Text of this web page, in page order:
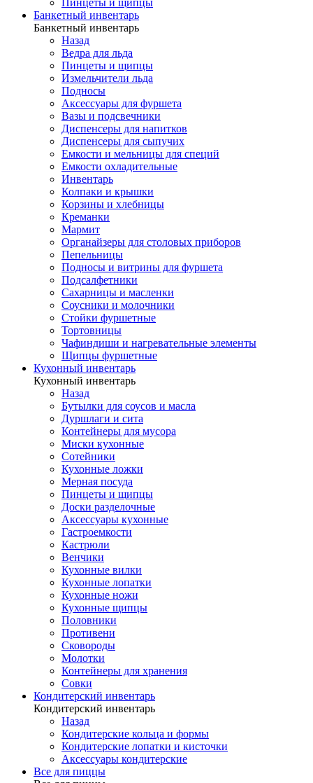
Банкетный инвентарь
Банкетный инвентарь
Назад
Ведра для льда
Пинцеты и щипцы
Измельчители льда
Подносы
Аксессуары для фуршета
Вазы и подсвечники
Диспенсеры для напитков
Диспенсеры для сыпучих
Емкости и мельницы для специй
Емкости охладительные
Инвентарь
Колпаки и крышки
Корзины и хлебницы
Креманки
Мармит
Органайзеры для столовых приборов
Пепельницы
Подносы и витрины для фуршета
Подсалфетники
Сахарницы и масленки
Соусники и молочники
Стойки фуршетные
Тортовницы
Чафиндиши и нагревательные элементы
Щипцы фуршетные
Кухонный инвентарь
Кухонный инвентарь
Назад
Бутылки для соусов и масла
Дуршлаги и сита
Контейнеры для мусора
Миски кухонные
Сотейники
Кухонные ложки
Мерная посуда
Пинцеты и щипцы
Доски разделочные
Аксессуары кухонные
Гастроемкости
Кастрюли
Венчики
Кухонные вилки
Кухонные лопатки
Кухонные ножи
Кухонные щипцы
Половники
Противени
Сковороды
Молотки
Контейнеры для хранения
Совки
Кондитерский инвентарь
Кондитерский инвентарь
Назад
Кондитерские кольца и формы
Кондитерские лопатки и кисточки
Аксессуары кондитерские
Все для пиццы